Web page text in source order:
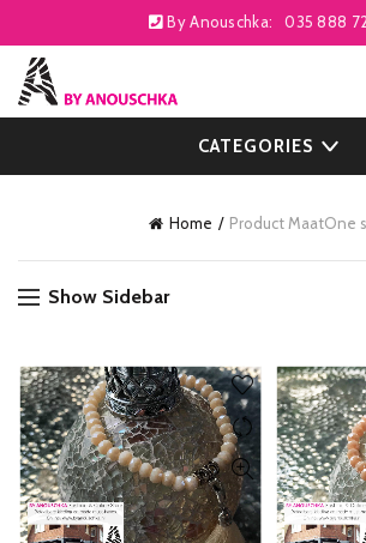
By Anouschka: 035 888
CATEGORIES
Home Product MaatOne
Show Sidebar